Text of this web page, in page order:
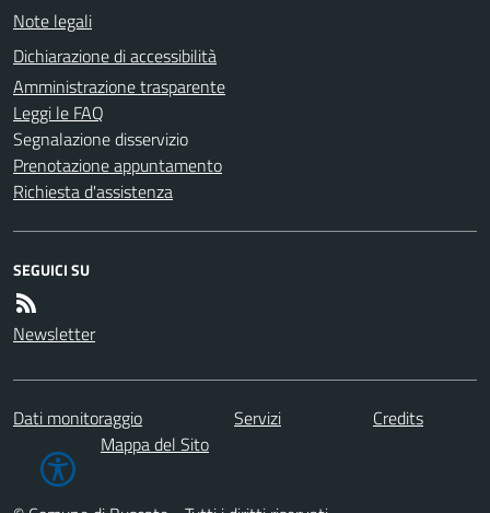
Note legali
Dichiarazione di accessibilità
Amministrazione trasparente
Leggi le FAQ
Segnalazione disservizio
Prenotazione appuntamento
Richiesta d'assistenza
SEGUICI SU
Newsletter
Dati monitoraggio Servizi
Credits
Mappa del Sito